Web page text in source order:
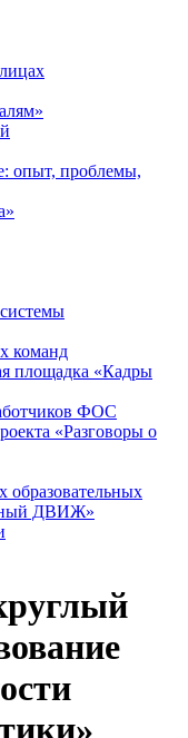
опыт, проблемы,
команд
площадка «Кадры
ФОС
«Разговоры о
образовательных
ДВИЖ»